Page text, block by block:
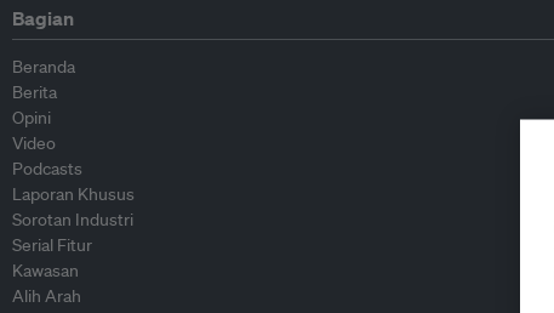
Bagian
Beranda
Berita
Opini
Video
Podcasts
Laporan Khusus
Sorotan Industri
Serial Fitur
Kawasan
Alih Arah